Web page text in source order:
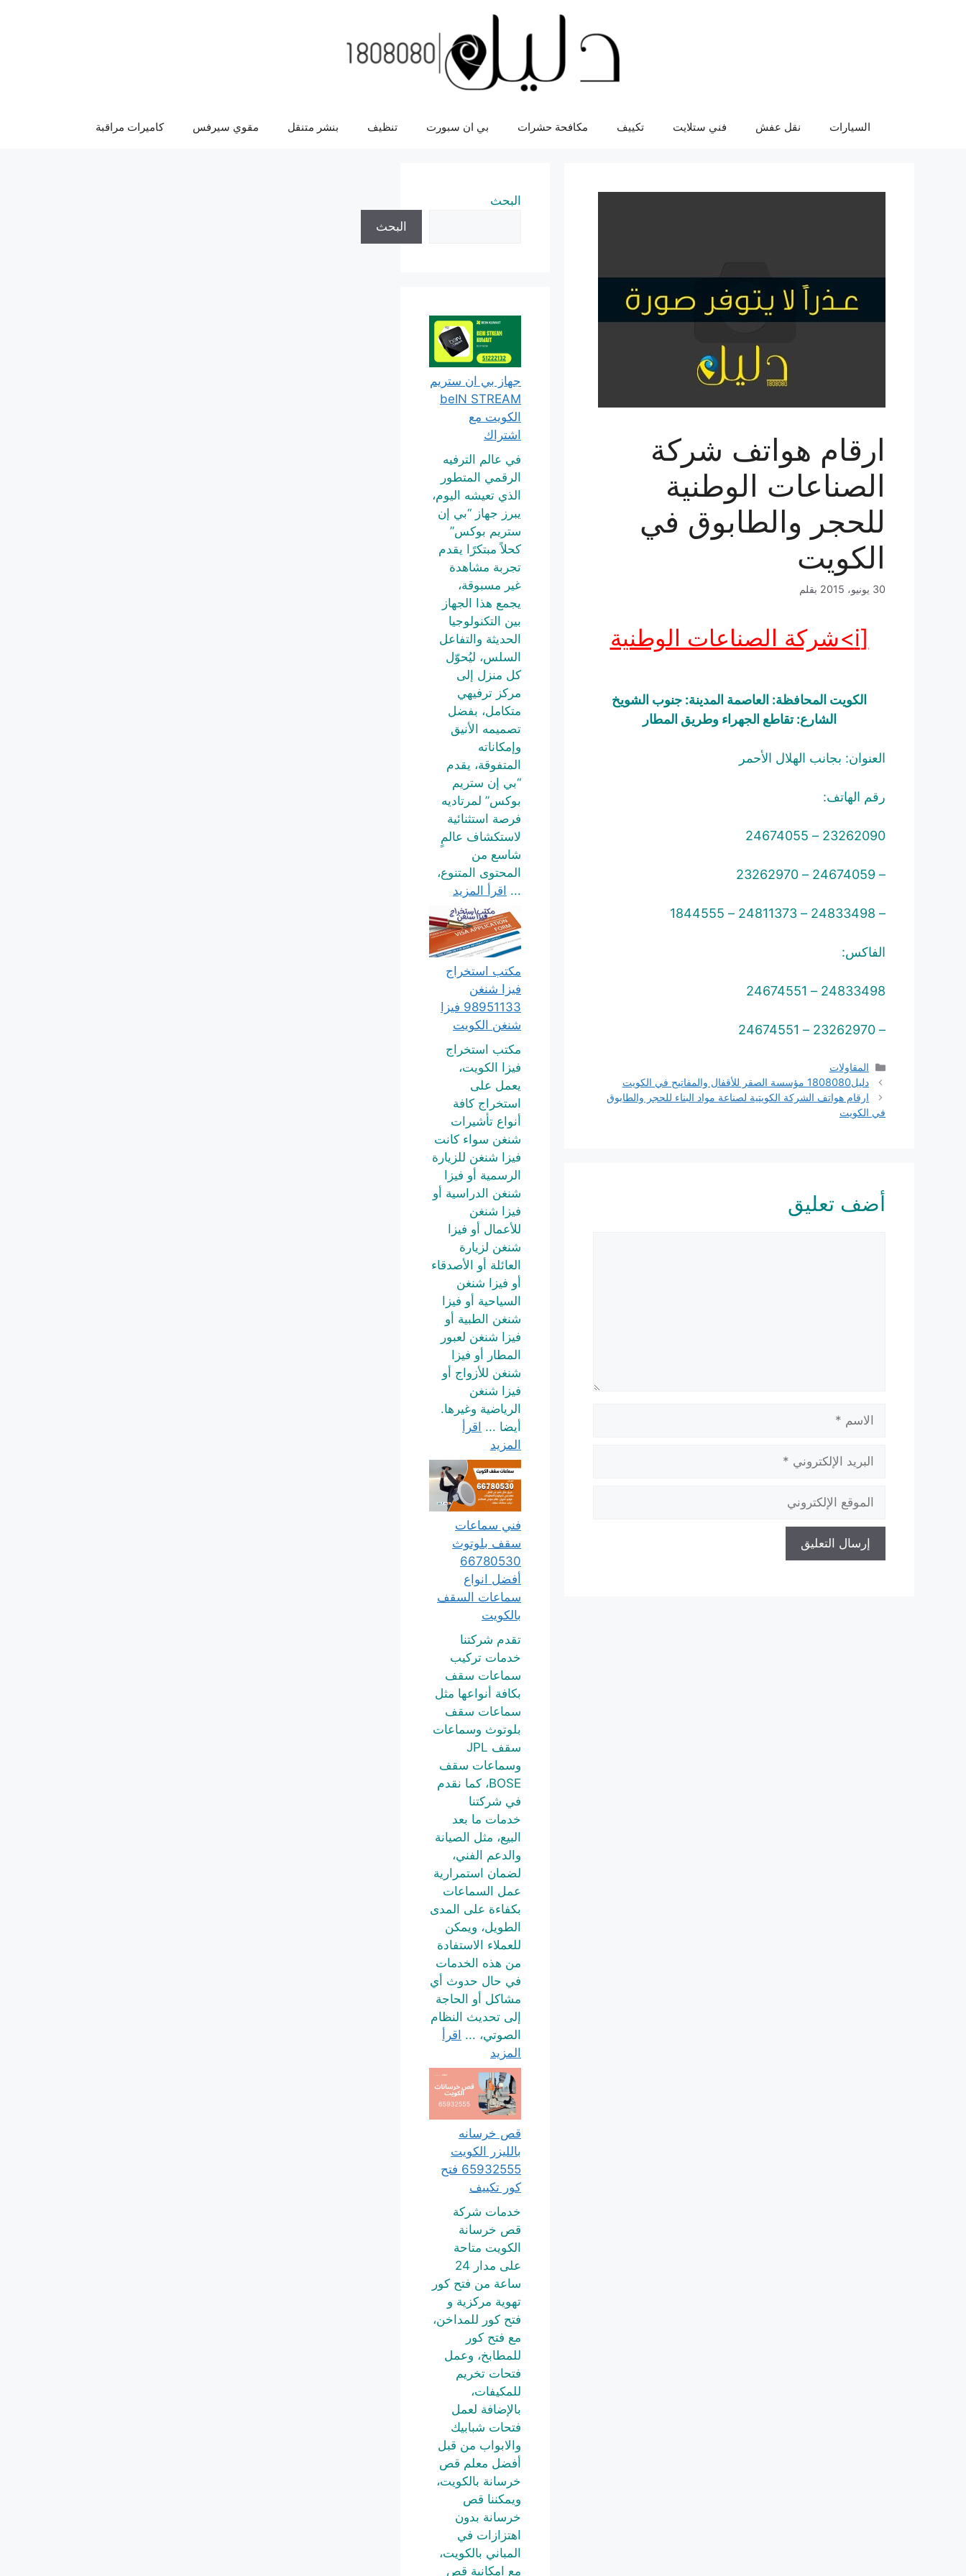
السيارات نقل عفش فني ستلايت تكييف مكافحة حشرات بي ان سبورت تنظيف بنشر متنقل مقوي سيرفس كاميرات مراقبة
ارقام هواتف شركة
الصناعات الوطنية
للحجر والطابوق في
الكويت
30 يونيو، 2015 بقلم
[i>شركة الصناعات الوطنية
الكويت المحافظة: العاصمة المدينة: جنوب الشويخ
الشارع: تقاطع الجهراء وطريق المطار
العنوان: بجانب الهلال الأحمر
رقم الهاتف:
23262090 – 24674055
– 24674059 – 23262970
– 24833498 – 24811373 – 1844555
الفاكس:
24833498 – 24674551
– 23262970 – 24674551
التصنيفات
المقاولات
دليل1808080 مؤسسة الصقر للأقفال والمفاتيح في الكويت
ارقام هواتف الشركة الكويتية لصناعة مواد البناء للحجر والطابوق
في الكويت
أضف تعليق
الاسم
البريد
الإلكتروني
الموقع
الإلكتروني
البحث
البحث
جهاز بي ان ستريم
beIN STREAM
الكويت مع
اشتراك
في عالم الترفيه
الرقمي المتطور
الذي تعيشه اليوم،
يبرز جهاز “بي إن
ستريم بوكس”
كحلاً مبتكرًا يقدم
تجربة مشاهدة
غير مسبوقة،
يجمع هذا الجهاز
بين التكنولوجيا
الحديثة والتفاعل
السلس، ليُحوّل
كل منزل إلى
مركز ترفيهي
متكامل، بفضل
تصميمه الأنيق
وإمكاناته
المتفوقة، يقدم
“بي إن ستريم
بوكس” لمرتاديه
فرصة استثنائية
لاستكشاف عالمٍ
شاسع من
المحتوى المتنوع،
... اقرأ المزيد
مكتب استخراج
فيزا شنغن
98951133 فيزا
شنغن الكويت
مكتب استخراج
فيزا الكويت،
يعمل على
استخراج كافة
أنواع تأشيرات
شنغن سواء كانت
فيزا شنغن للزيارة
الرسمية أو فيزا
شنغن الدراسية أو
فيزا شنغن
للأعمال أو فيزا
شنغن لزيارة
العائلة أو الأصدقاء
أو فيزا شنغن
السياحية أو فيزا
شنغن الطبية أو
فيزا شنغن لعبور
المطار أو فيزا
شنغن للأزواج أو
فيزا شنغن
الرياضية وغيرها.
أيضا ... اقرأ
المزيد
فني سماعات
سقف بلوتوث
66780530
أفضل انواع
سماعات السقف
بالكويت
تقدم شركتنا
خدمات تركيب
سماعات سقف
بكافة أنواعها مثل
سماعات سقف
بلوتوث وسماعات
سقف JPL
وسماعات سقف
BOSE، كما نقدم
في شركتنا
خدمات ما بعد
البيع، مثل الصيانة
والدعم الفني،
لضمان استمرارية
عمل السماعات
بكفاءة على المدى
الطويل، ويمكن
للعملاء الاستفادة
من هذه الخدمات
في حال حدوث أي
مشاكل أو الحاجة
إلى تحديث النظام
الصوتي، ... اقرأ
المزيد
قص خرسانه
بالليزر الكويت
65932555 فتح
كور تكييف
خدمات شركة
قص خرسانة
الكويت متاحة
على مدار 24
ساعة من فتح كور
تهوية مركزية و
فتح كور للمداخن،
مع فتح كور
للمطابخ، وعمل
فتحات تخريم
للمكيفات،
بالإضافة لعمل
فتحات شبابيك
والابواب من قبل
أفضل معلم قص
خرسانة بالكويت،
ويمكننا قص
خرسانة بدون
اهتزازات في
المباني بالكويت،
مع امكانية قص